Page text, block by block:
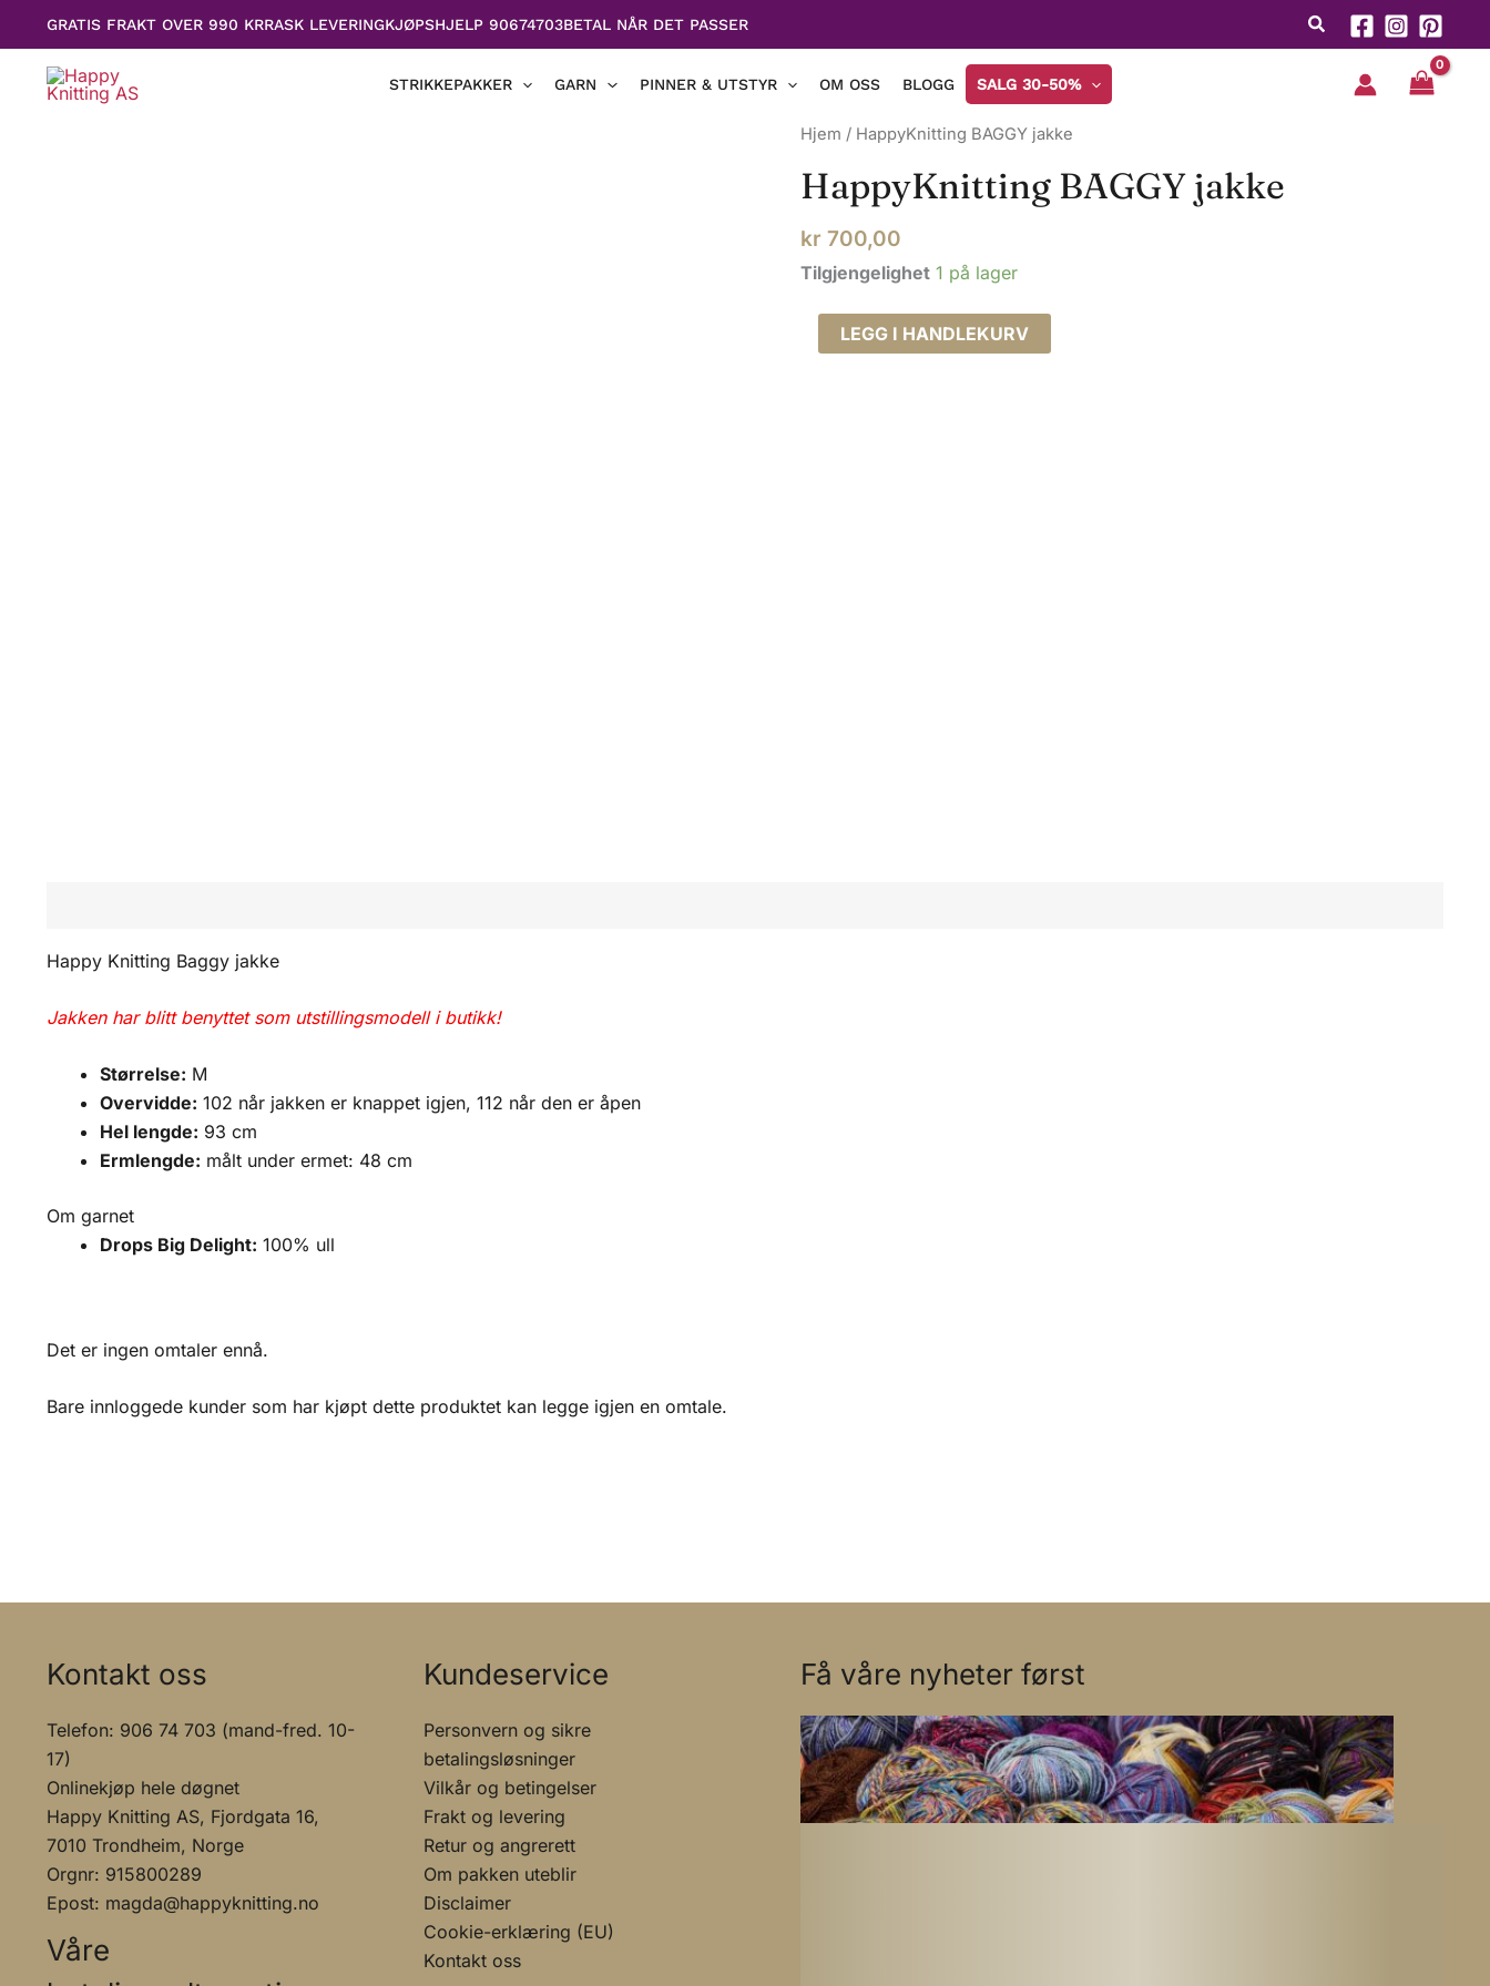
innholdet
GRATIS FRAKT OVER 990 KRRASK LEVERINGKJØPSHJELP 90674703BETAL NÅR DET PASSER
STRIKKEPAKKER GARN PINNER & UTSTYR OM OSS BLOGG SALG 30-50%
Hjem / HappyKnitting BAGGY jakke
HappyKnitting BAGGY jakke
kr 700,00
Tilgjengelighet 1 på lager
HappyKnitting
BAGGY
LEGG I HANDLEKURV
Happy Knitting Baggy jakke
Jakken har blitt benyttet som utstillingsmodell i butikk!
Størrelse: M
Overvidde: 102 når jakken er knappet igjen, 112 når den er åpen
Hel lengde: 93 cm
Ermlengde: målt under ermet: 48 cm
Om garnet
Drops Big Delight: 100% ull
Det er ingen omtaler ennå.
Bare innloggede kunder som har kjøpt dette produktet kan legge igjen en omtale.
Kontakt oss
Telefon: 906 74 703 (mand-fred. 10-
17)
Onlinekjøp hele døgnet
Happy Knitting AS, Fjordgata 16,
7010 Trondheim, Norge
Orgnr: 915800289
Epost: magda@happyknitting.no
Våre
Kundeservice
Personvern og sikre
betalingsløsninger
Vilkår og betingelser
Frakt og levering
Retur og angrerett
Om pakken uteblir
Disclaimer
Cookie-erklæring (EU)
Kontakt oss
Få våre nyheter først
antall